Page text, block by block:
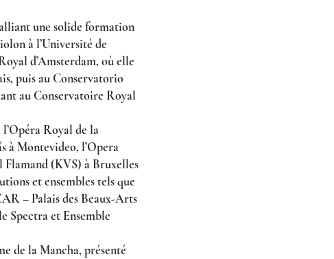
une solide formation
à l’Université de
d’Amsterdam, où elle
puis au Conservatorio
au Conservatoire Royal
Royal de la
à Montevideo, l’Opera
Flamand (KVS) à Bruxelles
et ensembles tels que
– Palais des Beaux-Arts
Spectra et Ensemble
de la Mancha, présenté